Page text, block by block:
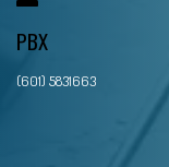
PBX
(601) 5831663